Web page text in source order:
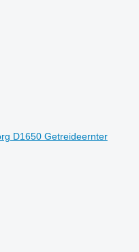
D1650 Getreideernter